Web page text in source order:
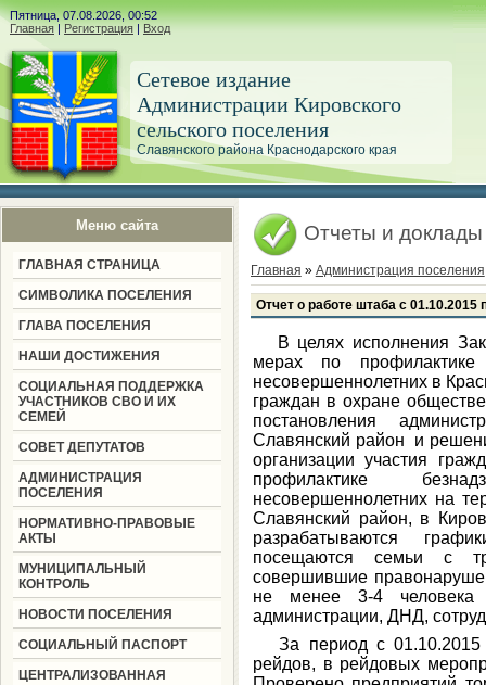
Пятница, 07.08.2026, 00:52
Главная | Регистрация | Вход
Сетевое издание
Администрации Кировского
сельского поселения
Славянского района Краснодарского края
Меню сайта
ГЛАВНАЯ СТРАНИЦА
СИМВОЛИКА ПОСЕЛЕНИЯ
ГЛАВА ПОСЕЛЕНИЯ
НАШИ ДОСТИЖЕНИЯ
СОЦИАЛЬНАЯ ПОДДЕРЖКА
УЧАСТНИКОВ СВО И ИХ
СЕМЕЙ
СОВЕТ ДЕПУТАТОВ
АДМИНИСТРАЦИЯ
ПОСЕЛЕНИЯ
НОРМАТИВНО-ПРАВОВЫЕ
АКТЫ
МУНИЦИПАЛЬНЫЙ
КОНТРОЛЬ
НОВОСТИ ПОСЕЛЕНИЯ
СОЦИАЛЬНЫЙ ПАСПОРТ
ЦЕНТРАЛИЗОВАННАЯ
Отчеты и доклады
Главная » Администрация поселения
Отчет о работе штаба с 01.10.2015
В целях исполнения
мерах по профилактике
несовершеннолетних в
граждан в охране
постановления
Славянский район и
организации участия
профилактике
несовершеннолетних на
Славянский район, в
разрабатываются
посещаются семьи с
совершившие
не менее 3-4 человека
администрации, ДНД,
За период с 01.10.2015
рейдов, в рейдовых